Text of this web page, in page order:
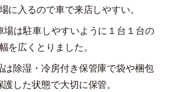
に入るので車で来店しやすい。
場は駐車しやすいように１台１台の
幅を広くとりました。
は除湿・冷房付き保管庫で袋や梱包
した状態で大切に保管。